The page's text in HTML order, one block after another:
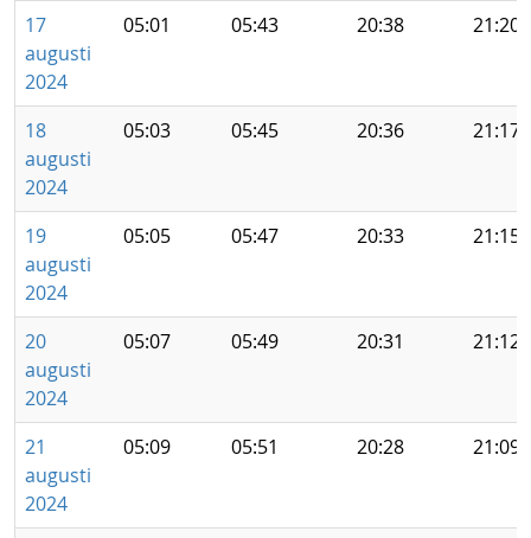
17
augusti
2024
05:01 05:43 20:38 21:20
18
augusti
2024
05:03 05:45 20:36 21:17
19
augusti
2024
05:05 05:47 20:33 21:15
20
augusti
2024
05:07 05:49 20:31 21:12
21
augusti
2024
05:09 05:51 20:28 21:09